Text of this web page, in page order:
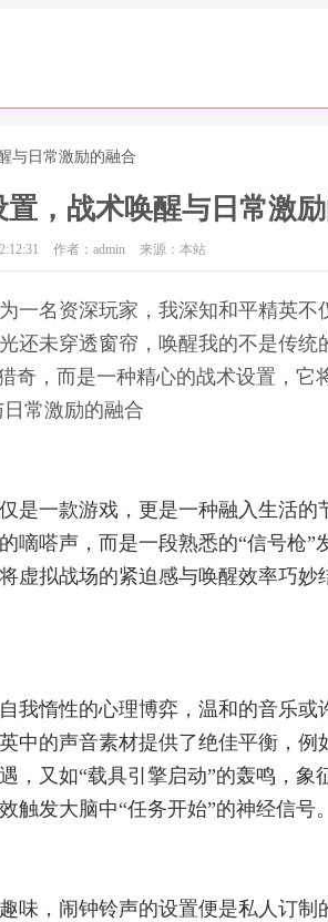
与日常激励的融合
，战术唤醒与日常激
作者：admin 来源：本站
一名资深玩家，我深知和平精英不
还未穿透窗帘，唤醒我的不是传统
奇，而是一种精心的战术设置，它
常激励的融合
是一款游戏，更是一种融入生活的
嘀嗒声，而是一段熟悉的“信号枪”
虚拟战场的紧迫感与唤醒效率巧妙
我惰性的心理博弈，温和的音乐或
中的声音素材提供了绝佳平衡，例
，又如“载具引擎启动”的轰鸣，象
发大脑中“任务开始”的神经信号。
味，闹钟铃声的设置便是私人订制